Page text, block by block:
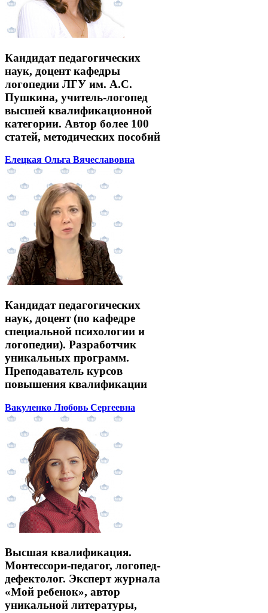
Кандидат педагогических
наук, доцент кафедры
логопедии ЛГУ им. А.С.
Пушкина, учитель-логопед
высшей квалификационной
категории. Автор более 100
статей, методических пособий
Елецкая Ольга Вячеславовна
Кандидат педагогических
наук, доцент (по кафедре
специальной психологии и
логопедии). Разработчик
уникальных программ.
Преподаватель курсов
повышения квалификации
Вакуленко Любовь Сергеевна
Высшая квалификация.
Монтессори-педагог, логопед-
дефектолог. Эксперт журнала
«Мой ребенок», автор
уникальной литературы,